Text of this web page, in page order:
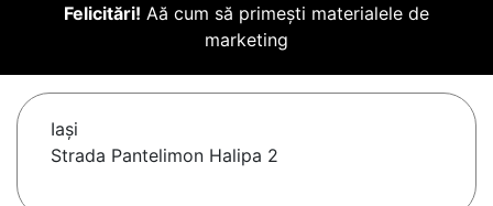
Felicitări! Aă cum să primești materialele de
marketing
Iaşi
Strada Pantelimon Halipa 2